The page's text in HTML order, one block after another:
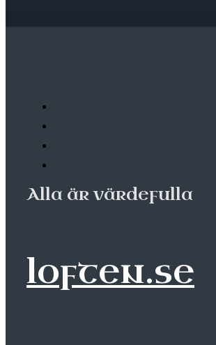
Alla är värdefulla
loften.se